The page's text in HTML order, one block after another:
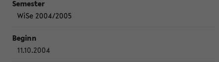
WiSe 2004/2005
11.10.2004